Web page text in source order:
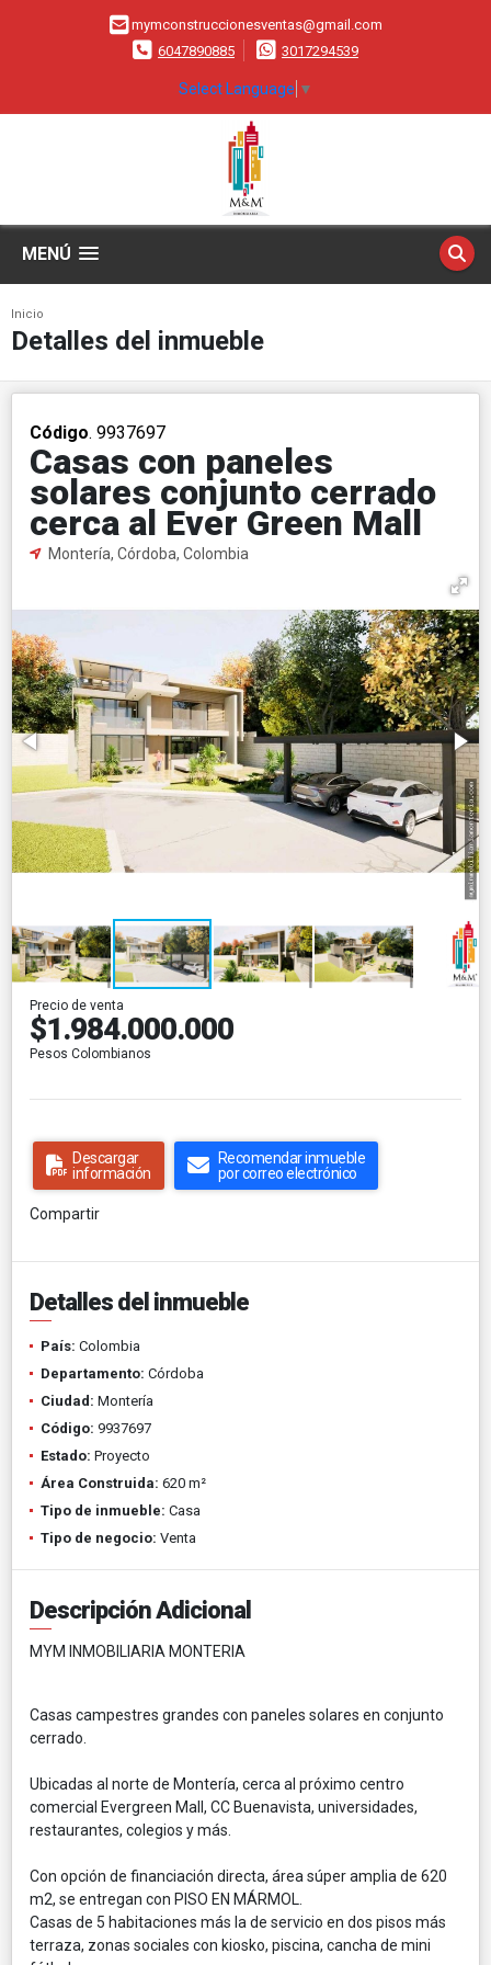
mymconstruccionesventas@gmail.com
6047890885
3017294539
Select Language ▼
MENÚ
Inicio
Detalles del inmueble
Código. 9937697
Casas con paneles
solares conjunto cerrado
cerca al Ever Green Mall
Montería, Córdoba, Colombia
Precio de venta
$1.984.000.000
Pesos Colombianos
Descargar
información
Recomendar inmueble
por correo electrónico
Compartir
Detalles del inmueble
País: Colombia
Departamento: Córdoba
Ciudad: Montería
Código: 9937697
Estado: Proyecto
Área Construida: 620 m²
Tipo de inmueble: Casa
Tipo de negocio: Venta
Descripción Adicional
MYM INMOBILIARIA MONTERIA
Casas campestres grandes con paneles solares en conjunto
cerrado.
Ubicadas al norte de Montería, cerca al próximo centro
comercial Evergreen Mall, CC Buenavista, universidades,
restaurantes, colegios y más.
Con opción de financiación directa, área súper amplia de 620
m2, se entregan con PISO EN MÁRMOL.
Casas de 5 habitaciones más la de servicio en dos pisos más
terraza, zonas sociales con kiosko, piscina, cancha de mini